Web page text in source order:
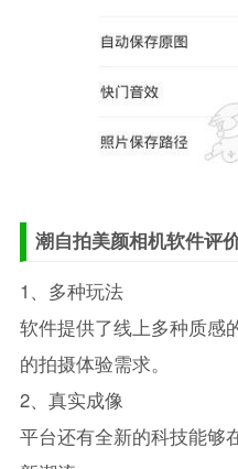
潮自拍美颜相机软件评
1、多种玩法
软件提供了线上多种质感
的拍摄体验需求。
2、真实成像
平台还有全新的科技能够